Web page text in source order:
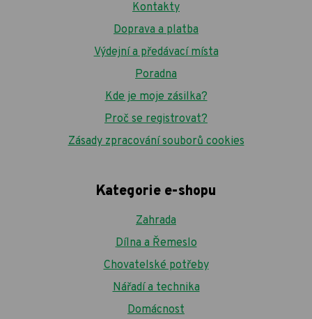
Kontakty
Doprava a platba
Výdejní a předávací místa
Poradna
Kde je moje zásilka?
Proč se registrovat?
Zásady zpracování souborů cookies
Kategorie e-shopu
Zahrada
Dílna a Řemeslo
Chovatelské potřeby
Nářadí a technika
Domácnost